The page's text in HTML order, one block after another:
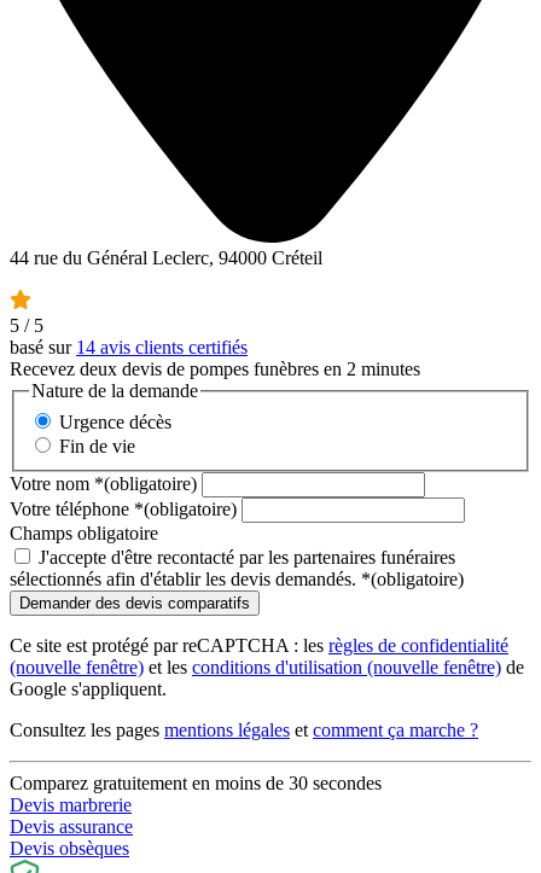
44 rue du Général Leclerc, 94000 Créteil
5 / 5
basé sur 14 avis clients certifiés
Recevez deux devis de pompes funèbres en 2 minutes
Nature de la demande
Urgence décès
Fin de vie
Votre nom *(obligatoire)
Votre téléphone *(obligatoire)
Champs obligatoire
J'accepte d'être recontacté par les partenaires funéraires
sélectionnés afin d'établir les devis demandés. *(obligatoire)
Ce site est protégé par reCAPTCHA : les règles de confidentialité
(nouvelle fenêtre) et les conditions d'utilisation (nouvelle fenêtre) de
Google s'appliquent.
Consultez les pages mentions légales et comment ça marche ?
Comparez gratuitement en moins de 30 secondes
Devis marbrerie
Devis assurance
Devis obsèques